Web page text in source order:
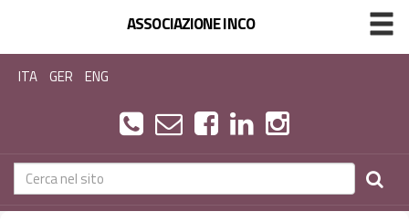
ASSOCIAZIONE INCO
ITA GER ENG